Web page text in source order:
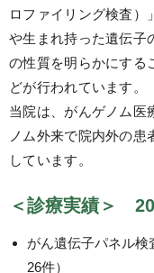
ロファイリング検査）
や生まれ持った遺伝子
の性質を明らかにする
どが行われています。
当院は、がんゲノム医
ノム外来で院内外の
しています。
＜診療実績＞
がん遺伝子パネル
26件）